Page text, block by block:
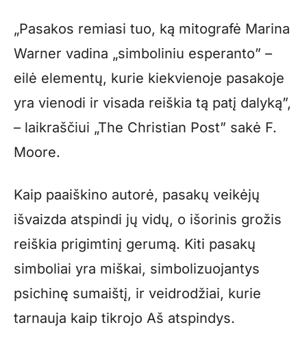
„Pasakos remiasi tuo, ką mitografė Marina
Warner vadina „simboliniu esperanto” –
eilė elementų, kurie kiekvienoje pasakoje
yra vienodi ir visada reiškia tą patį dalyką”,
– laikraščiui „The Christian Post” sakė F.
Moore.
Kaip paaiškino autorė, pasakų veikėjų
išvaizda atspindi jų vidų, o išorinis grožis
reiškia prigimtinį gerumą. Kiti pasakų
simboliai yra miškai, simbolizuojantys
psichinę sumaištį, ir veidrodžiai, kurie
tarnauja kaip tikrojo Aš atspindys.